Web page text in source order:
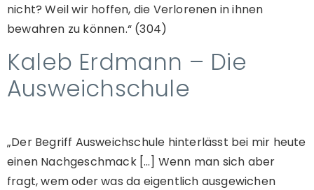
nicht? Weil wir hoffen, die Verlorenen in ihnen
bewahren zu können.“ (304)
Kaleb Erdmann – Die
Ausweichschule
„Der Begriff Ausweichschule hinterlässt bei mir heute
einen Nachgeschmack […] Wenn man sich aber
fragt, wem oder was da eigentlich ausgewichen